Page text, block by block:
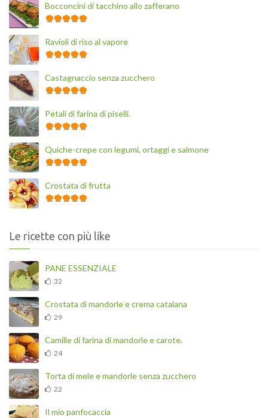
Bocconcini di tacchino allo zafferano
Ravioli di riso al vapore
Castagnaccio senza zucchero
Petali di farina di piselli.
Quiche-crepe con legumi, ortaggi e salmone
Crostata di frutta
Le ricette con più like
PANE ESSENZIALE
32
Crostata di mandorle e crema catalana
29
Camille di farina di mandorle e carote.
24
Torta di mele e mandorle senza zucchero
22
Il mio panfocaccia